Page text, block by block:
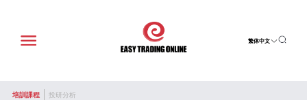
繁体中文
培訓課程 投研分析